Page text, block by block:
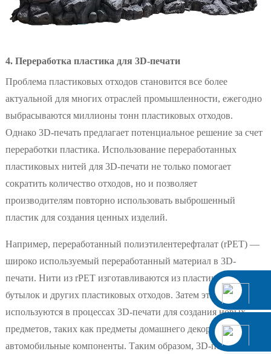
4. Переработка пластика для 3D-печати
Проблема пластиковых отходов становится все более
актуальной для многих отраслей промышленности, ежегодно
выбрасываются миллионы тонн пластиковых отходов.
Однако 3D-печать предлагает потенциальное решение за счет
переработки пластика. Использование переработанных
пластиковых нитей для 3D-печати не только помогает
сократить количество отходов, но и позволяет
производителям повторно использовать выброшенный
пластик для создания ценных изделий.
Например, переработанный полиэтилентерефталат (rPET) —
широко используемый переработанный материал в 3D-
печати. ​​Нити из rPET изготавливаются из пластиковых
бутылок и других пластиковых отходов. Затем эти нити
используются в процессах 3D-печати для создания новых
предметов, таких как предметы домашнего декора, игрушки и
автомобильные компоненты. Таким образом, 3D-печать